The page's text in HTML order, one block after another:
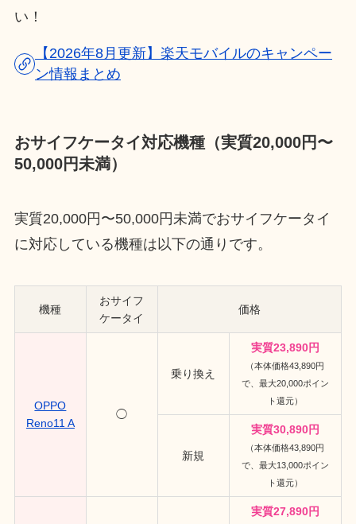
い！
【2026年8月更新】楽天モバイルのキャンペー
ン情報まとめ
おサイフケータイ対応機種（実質20,000円〜
50,000円未満）
実質20,000円〜50,000円未満でおサイフケータイ
に対応している機種は以下の通りです。
機種
おサイフ
ケータイ
価格
OPPO
Reno11 A
◯
乗り換え
実質23,890円
（本体価格43,890円
で、最大20,000ポイン
ト還元）
新規
実質30,890円
（本体価格43,890円
で、最大13,000ポイン
ト還元）
実質27,890円